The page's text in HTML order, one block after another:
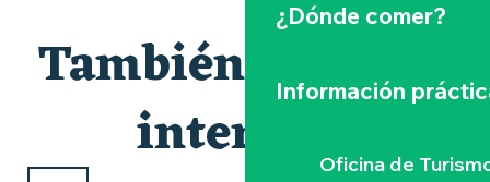
¿Dónde comer?
Información
Oficina de
También le puede
interesar